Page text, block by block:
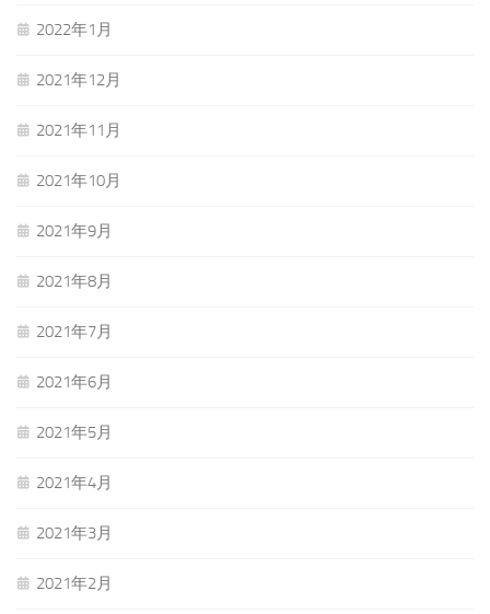
2022年1月
2021年12月
2021年11月
2021年10月
2021年9月
2021年8月
2021年7月
2021年6月
2021年5月
2021年4月
2021年3月
2021年2月